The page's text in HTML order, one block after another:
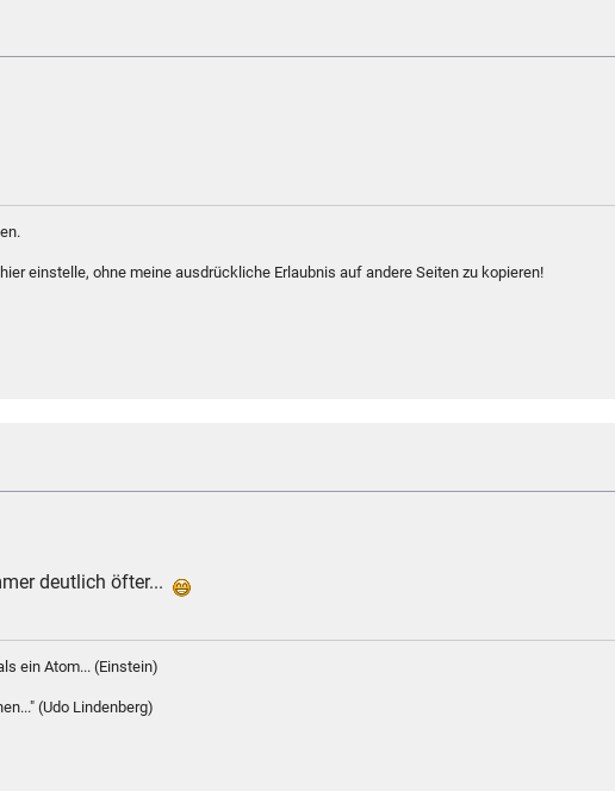
einstelle, ohne meine ausdrückliche Erlaubnis auf andere Seiten zu kopieren!
deutlich öfter...
ein Atom... (Einstein)
(Udo Lindenberg)